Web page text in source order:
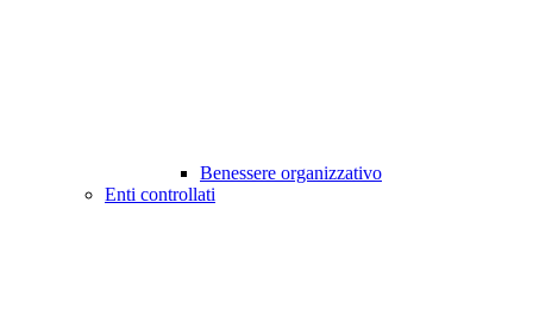
Benessere organizzativo
Enti controllati